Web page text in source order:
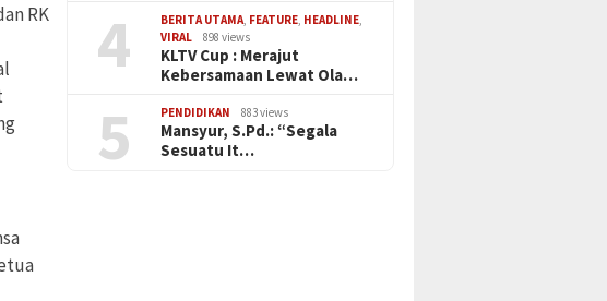
RK
4 BERITA UTAMA FEATURE HEADLINE
VIRAL
898 views
KLTV Cup : Merajut
Kebersamaan Lewat Ola…
5 PENDIDIKAN 883 views
Mansyur, S.Pd.: “Segala
Sesuatu It…